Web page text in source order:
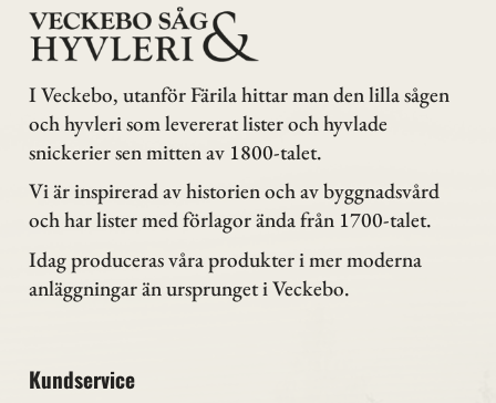
I Veckebo, utanför Färila hittar man den lilla sågen
och hyvleri som levererat lister och hyvlade
snickerier sen mitten av 1800-talet.
Vi är inspirerad av historien och av byggnadsvård
och har lister med förlagor ända från 1700-talet.
Idag produceras våra produkter i mer moderna
anläggningar än ursprunget i Veckebo.
Kundservice